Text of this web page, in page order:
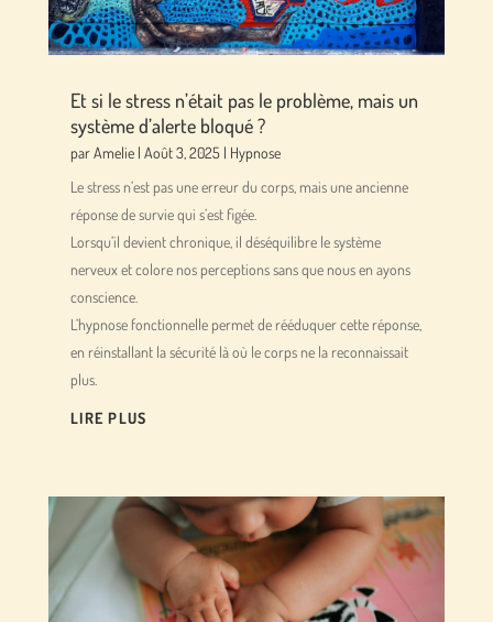
Et si le stress n’était pas le problème, mais un
système d’alerte bloqué ?
parAmelie| Août 3, 2025| Hypnose
Le stress n’est pas une erreur du corps, mais une ancienne
réponse de survie qui s’est figée.
Lorsqu’il devient chronique, il déséquilibre le système
nerveux et colore nos perceptions sans que nous en ayons
conscience.
L’hypnose fonctionnelle permet de rééduquer cette réponse,
en réinstallant la sécurité là où le corps ne la reconnaissait
plus.
LIRE PLUS